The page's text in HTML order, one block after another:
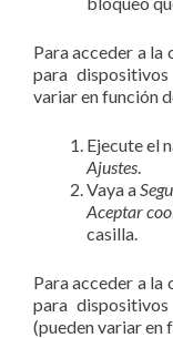
Para acceder a
para
variar en función
Ejecute el
Ajustes.
Vaya a
Aceptar
casilla.
Para acceder a
para dispositivos
(pueden variar en